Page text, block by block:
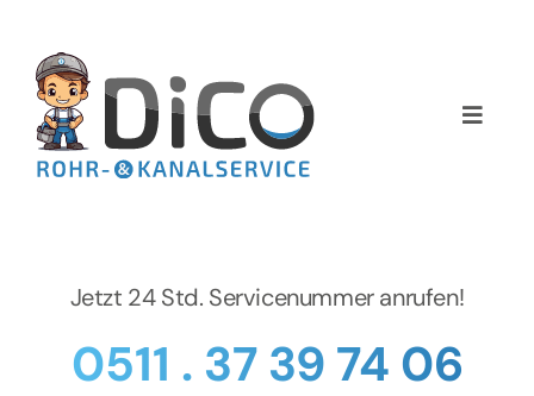
springen
Toggle
Home
Jetzt 24 Std. Servicenummer anrufen!
0511 . 37 39 74 06